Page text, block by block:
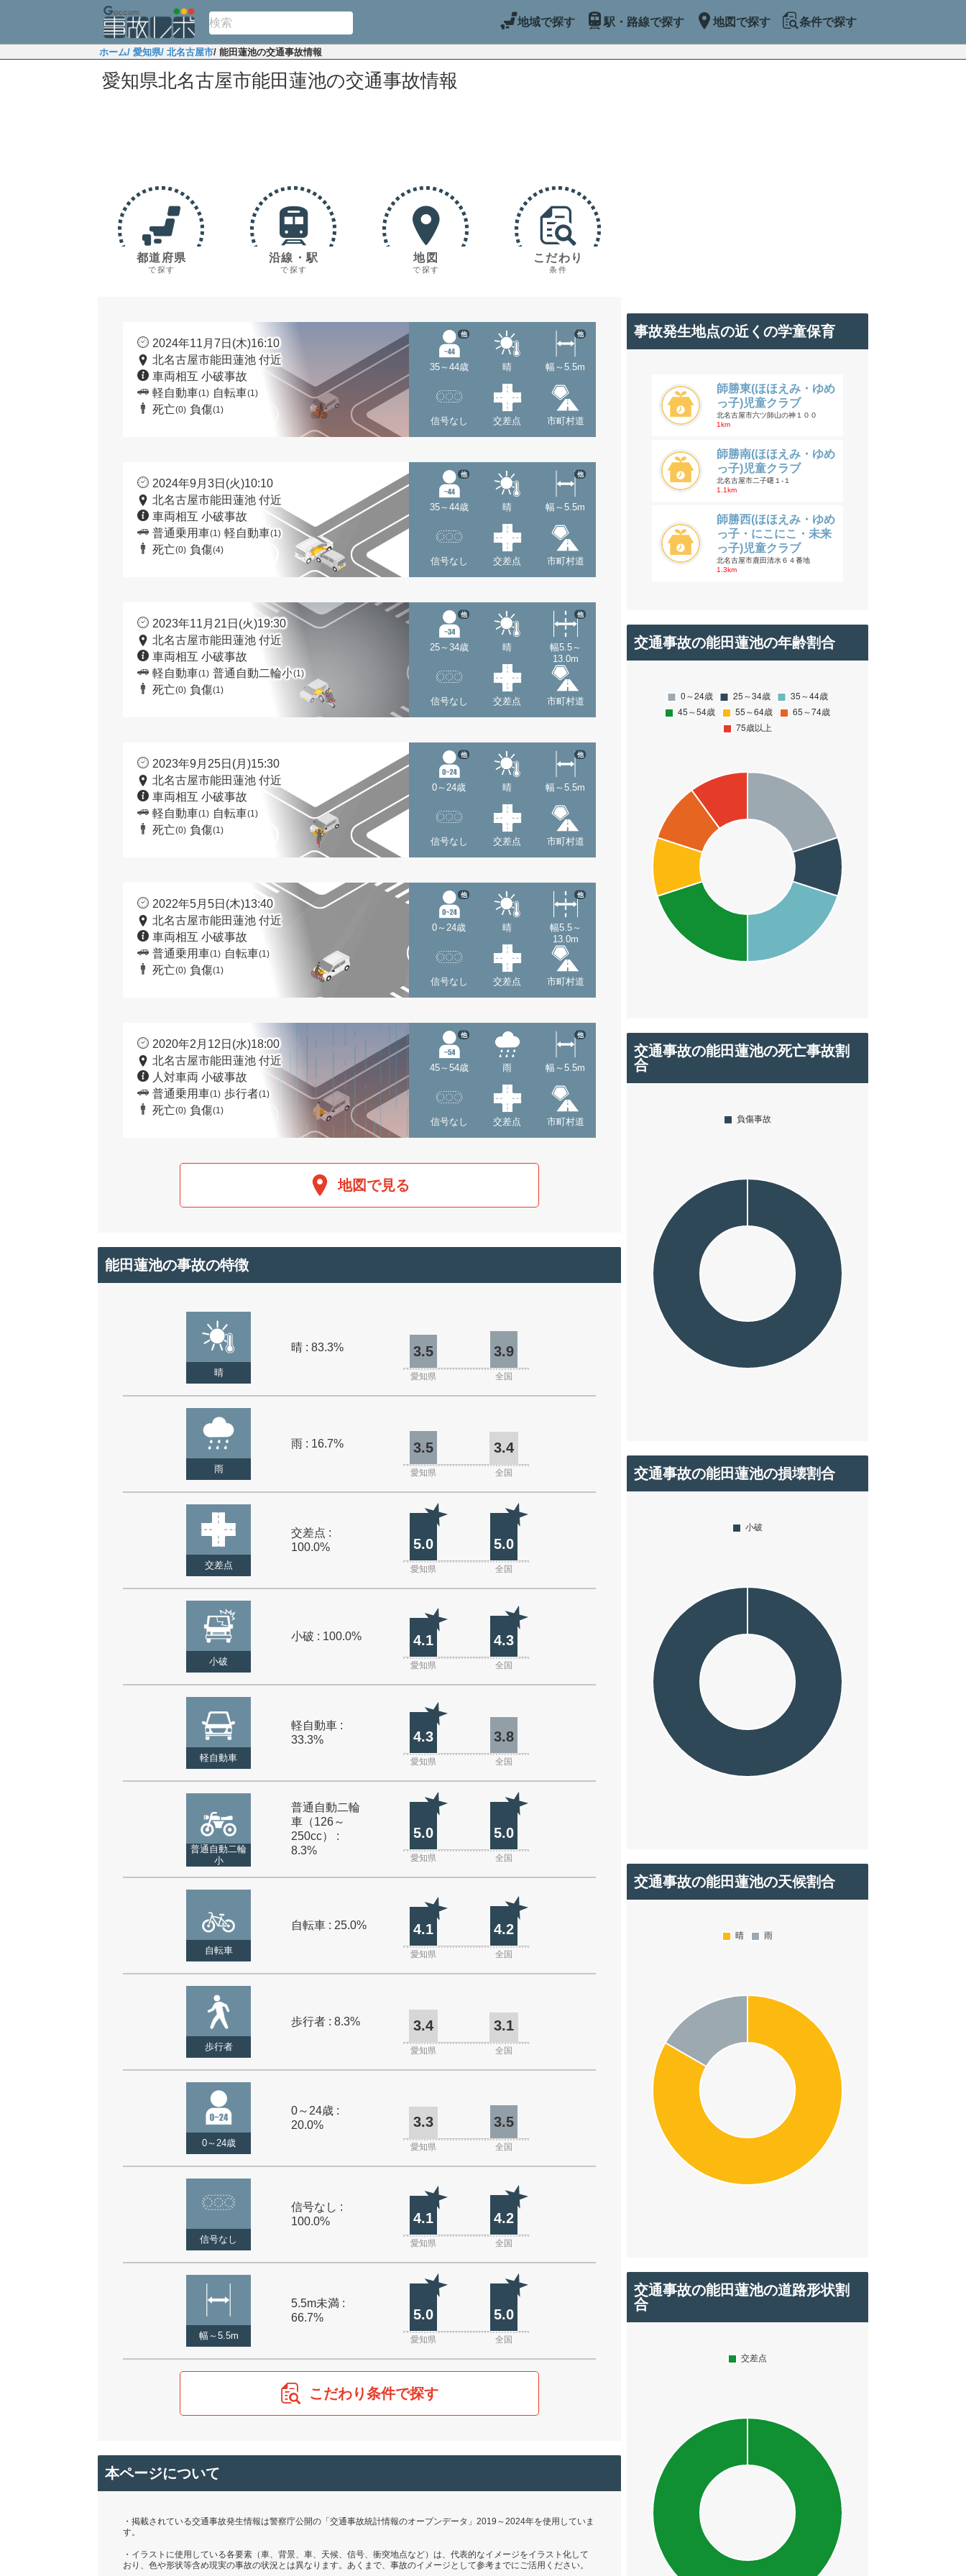
地域で探す 駅・路線で探す 地図で探す 条件で探す
ホーム/ 愛知県/ 北名古屋市/ 能田蓮池の交通事故情報
愛知県北名古屋市能田蓮池の交通事故情報
都道府県
で探す
沿線・駅
で探す
地図
で探す
こだわり
条件
2024年11月7日(木)16:10
北名古屋市能田蓮池 付近
車両相互 小破事故
軽自動車(1) 自転車(1)
死亡(0) 負傷(1)
35～44歳
他
晴 幅～5.5m
他
信号なし 交差点 市町村道
2024年9月3日(火)10:10
北名古屋市能田蓮池 付近
車両相互 小破事故
普通乗用車(1) 軽自動車(1)
死亡(0) 負傷(4)
35～44歳
他
晴 幅～5.5m
他
信号なし 交差点 市町村道
2023年11月21日(火)19:30
北名古屋市能田蓮池 付近
車両相互 小破事故
軽自動車(1) 普通自動二輪小(1)
死亡(0) 負傷(1)
25～34歳
他
晴
幅5.5～
13.0m
他
信号なし 交差点 市町村道
2023年9月25日(月)15:30
北名古屋市能田蓮池 付近
車両相互 小破事故
軽自動車(1) 自転車(1)
死亡(0) 負傷(1)
0～24歳
他
晴 幅～5.5m
他
信号なし 交差点 市町村道
2022年5月5日(木)13:40
北名古屋市能田蓮池 付近
車両相互 小破事故
普通乗用車(1) 自転車(1)
死亡(0) 負傷(1)
0～24歳
他
晴
幅5.5～
13.0m
他
信号なし 交差点 市町村道
2020年2月12日(水)18:00
北名古屋市能田蓮池 付近
人対車両 小破事故
普通乗用車(1) 歩行者(1)
死亡(0) 負傷(1)
45～54歳
他
雨 幅～5.5m
他
信号なし 交差点 市町村道
地図で見る
能田蓮池の事故の特徴
晴
晴 : 83.3% 3.5 3.9
愛知県 全国
雨
雨 : 16.7% 3.5 3.4
愛知県 全国
交差点
交差点 :
100.0%
5.0 5.0
愛知県 全国
小破
小破 : 100.0% 4.1 4.3
愛知県 全国
軽自動車
軽自動車 :
33.3%
4.3 3.8
愛知県 全国
普通自動二輪
小
普通自動二輪
車（126～
250cc） :
8.3%
5.0 5.0
愛知県 全国
自転車
自転車 : 25.0% 4.1 4.2
愛知県 全国
歩行者
歩行者 : 8.3% 3.4 3.1
愛知県 全国
0～24歳
0～24歳 :
20.0%
3.3 3.5
愛知県 全国
信号なし
信号なし :
100.0%
4.1 4.2
愛知県 全国
幅～5.5m
5.5m未満 :
66.7%
5.0 5.0
愛知県 全国
こだわり条件で探す
本ページについて
・掲載されている交通事故発生情報は警察庁公開の「交通事故統計情報のオープンデータ」2019～2024年を使用していま
す。
・イラストに使用している各要素（車、背景、車、天候、信号、衝突地点など）は、代表的なイメージをイラスト化して
おり、色や形状等含め現実の事故の状況とは異なります。あくまで、事故のイメージとして参考までにご活用ください。
事故発生地点の近くの学童保育
師勝東(ほほえみ・ゆめ
っ子)児童クラブ
北名古屋市六ツ師山の神１００
1km
師勝南(ほほえみ・ゆめ
っ子)児童クラブ
北名古屋市二子曙１-１
1.1km
師勝西(ほほえみ・ゆめ
っ子・にこにこ・未来
っ子)児童クラブ
北名古屋市鹿田清水６４番地
1.3km
交通事故の能田蓮池の年齢割合
交通事故の能田蓮池の死亡事故割
合
交通事故の能田蓮池の損壊割合
交通事故の能田蓮池の天候割合
交通事故の能田蓮池の道路形状割
合